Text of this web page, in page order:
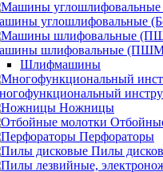
углошлифовальные
шлифовальные
Шлифмашины
Ножницы
Перфораторы
Пилы